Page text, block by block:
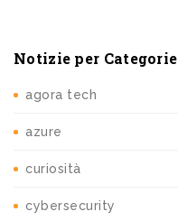
Notizie per Categorie
agora tech
azure
curiosità
cybersecurity